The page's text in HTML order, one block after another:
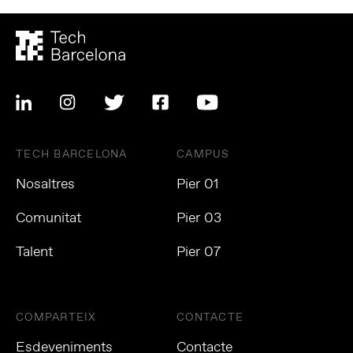
TECH BARCELONA
Nosaltres
Comunitat
Talent
CAMPUS
Pier 01
Pier 03
Pier 07
COMPARTEIX
Esdeveniments
CONTACTE
Contacte